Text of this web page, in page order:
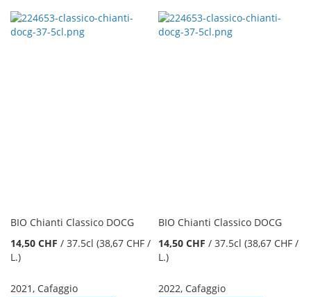
BIO Chianti Classico DOCG
14,50 CHF / 37.5cl (38,67 CHF /
L.)
2021, Cafaggio
BIO Chianti Classico DOCG
14,50 CHF /37.5cl (38,67 CHF /
L.)
2022, Cafaggio